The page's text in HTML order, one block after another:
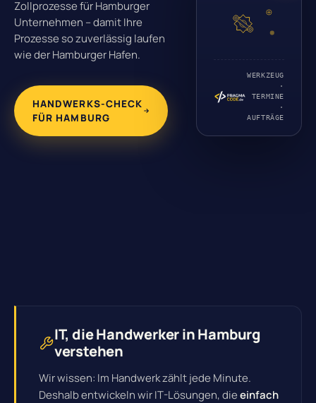
Zollprozesse für Hamburger
Unternehmen – damit Ihre
Prozesse so zuverlässig laufen
wie der Hamburger Hafen.
HANDWERKS-CHECK
FÜR HAMBURG
WERKZEUG
·
TERMINE
·
AUFTRÄGE
IT, die Handwerker in Hamburg
verstehen
Wir wissen: Im Handwerk zählt jede Minute.
Deshalb entwickeln wir IT-Lösungen, dieeinfach